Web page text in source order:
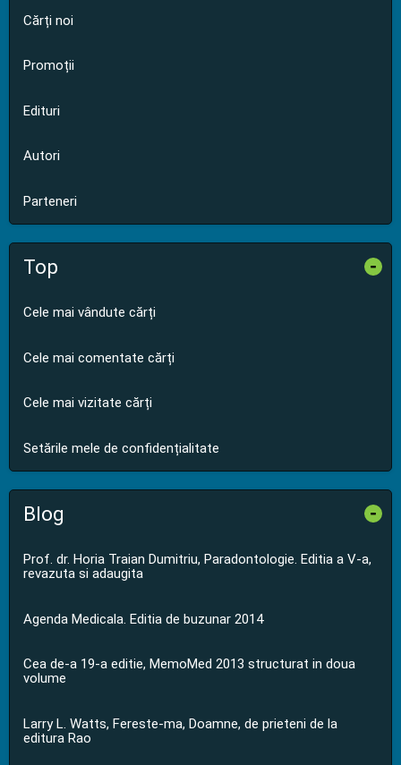
Cărți noi
Promoții
Edituri
Autori
Parteneri
Top -
Cele mai vândute cărți
Cele mai comentate cărți
Cele mai vizitate cărți
Setările mele de confidențialitate
Blog -
Prof. dr. Horia Traian Dumitriu, Paradontologie. Editia a V-a,
revazuta si adaugita
Agenda Medicala. Editia de buzunar 2014
Cea de-a 19-a editie, MemoMed 2013 structurat in doua
volume
Larry L. Watts, Fereste-ma, Doamne, de prieteni de la
editura Rao